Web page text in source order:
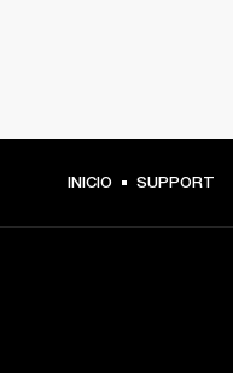
INICIO SUPPORT